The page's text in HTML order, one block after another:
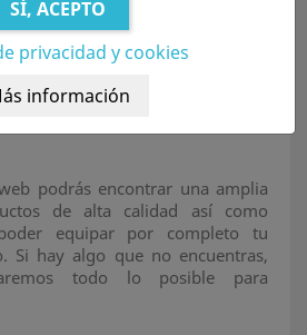
la necesidad que tiene cualquier
de un sitio de confianza donde
duda que pueda tener
podrás encontrar una amplia
de alta calidad así como
equipar por completo tu
Si hay algo que no encuentras,
todo lo posible para
privacidad y cookies